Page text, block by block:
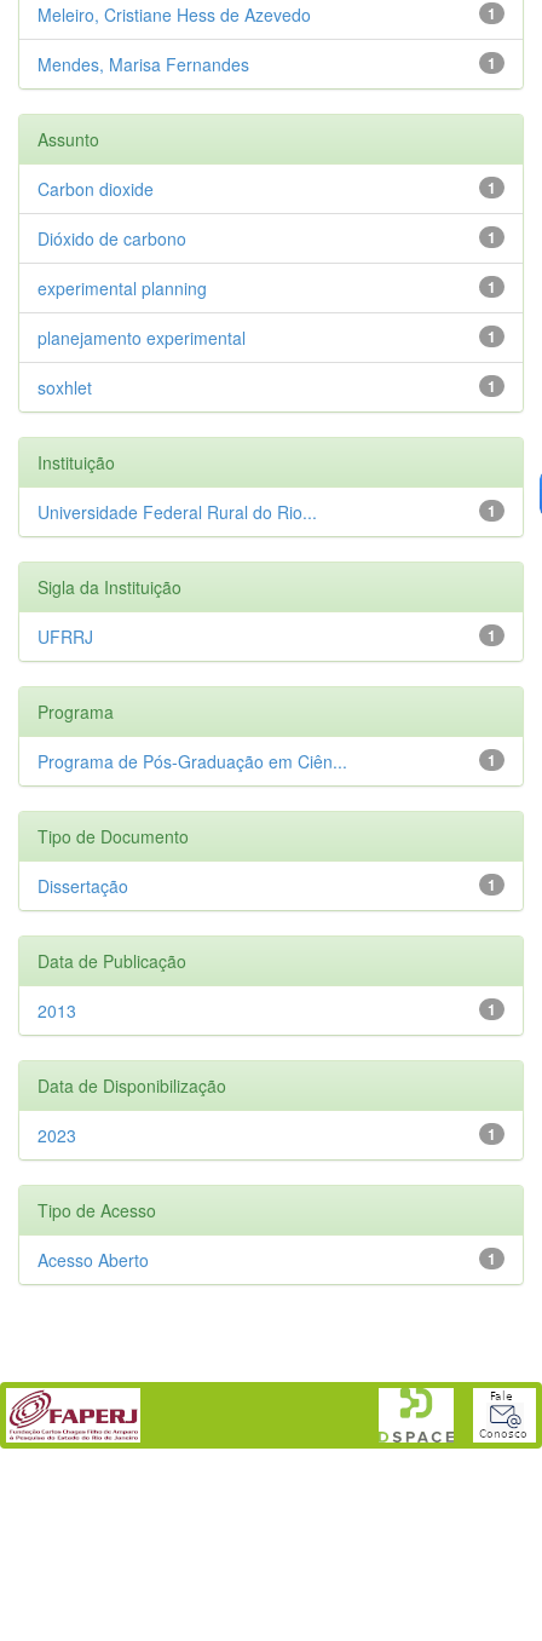
1
Meleiro, Cristiane Hess de Azevedo
1
Mendes, Marisa Fernandes
Assunto
1
Carbon dioxide
1
Dióxido de carbono
1
experimental planning
1
planejamento experimental
1
soxhlet
Instituição
1
Universidade Federal Rural do Rio...
Sigla da Instituição
1
UFRRJ
Programa
1
Programa de Pós-Graduação em Ciên...
Tipo de Documento
1
Dissertação
Data de Publicação
1
2013
Data de Disponibilização
1
2023
Tipo de Acesso
1
Acesso Aberto